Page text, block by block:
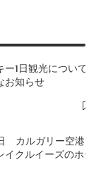
ー1日観光について-
お知らせ
カルガリー空港
イクルイーズのホテ